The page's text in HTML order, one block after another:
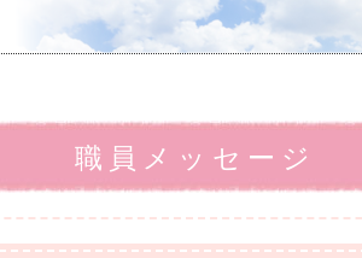
職員メッセージ